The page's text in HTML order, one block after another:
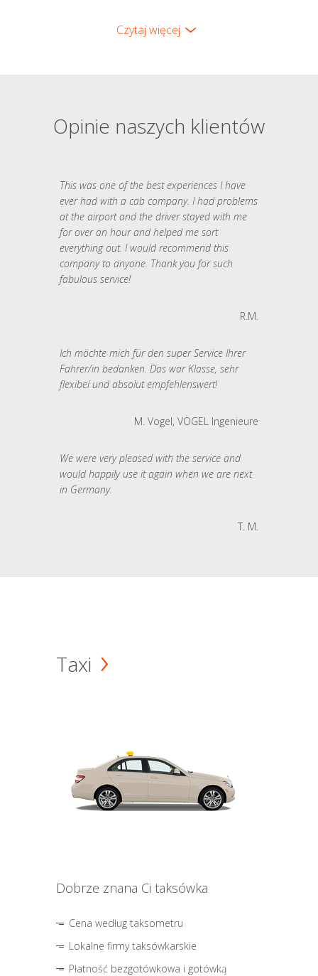
Czytaj więcej
Opinie naszych klientów
This was one of the best experiences I have
ever had with a cab company. I had problems
at the airport and the driver stayed with me
for over an hour and helped me sort
everything out. I would recommend this
company to anyone. Thank you for such
fabulous service!
R.M.
Ich möchte mich für den super Service Ihrer
Fahrer/in bedanken. Das war Klasse, sehr
flexibel und absolut empfehlenswert!
M. Vogel, VOGEL Ingenieure
We were very pleased with the service and
would happily use it again when we are next
in Germany.
T. M.
Taxi
Dobrze znana Ci taksówka
Cena według taksometru
Lokalne firmy taksówkarskie
Płatność bezgotówkowa i gotówką